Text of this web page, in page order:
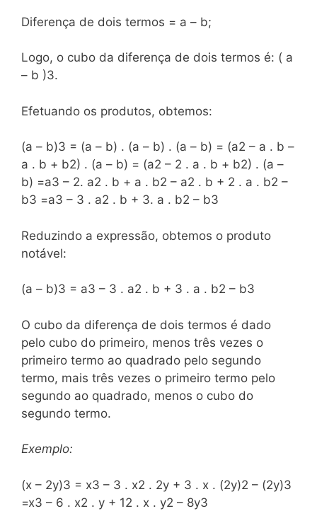
Diferença de dois termos = a – b;
Logo, o cubo da diferença de dois termos é: ( a
– b )3.
Efetuando os produtos, obtemos:
(a – b)3 = (a – b) . (a – b) . (a – b) = (a2 – a . b –
a . b + b2) . (a – b) = (a2 – 2 . a . b + b2) . (a –
b) =a3 – 2. a2 . b + a . b2 – a2 . b + 2 . a . b2 –
b3 =a3 – 3 . a2 . b + 3. a . b2 – b3
Reduzindo a expressão, obtemos o produto
notável:
(a – b)3 = a3 – 3 . a2 . b + 3 . a . b2 – b3
O cubo da diferença de dois termos é dado
pelo cubo do primeiro, menos três vezes o
primeiro termo ao quadrado pelo segundo
termo, mais três vezes o primeiro termo pelo
segundo ao quadrado, menos o cubo do
segundo termo.
Exemplo:
(x – 2y)3 = x3 – 3 . x2 . 2y + 3 . x . (2y)2 – (2y)3
=x3 – 6 . x2 . y + 12 . x . y2 – 8y3